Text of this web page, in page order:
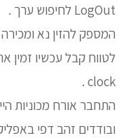
LogOut לחיפוש ערך .
המספק להזין נא
clock .
התחבר אורח מכוניות
ובודדים זהב דפי